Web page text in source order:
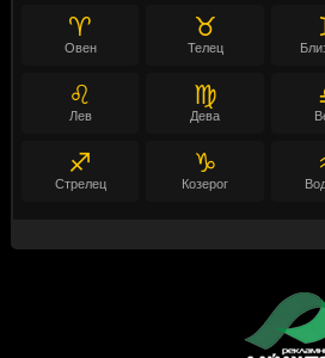
♈
Овен
♉
Телец
♌
Лев
♍
Дева
♐
Стрелец
♑
Козерог